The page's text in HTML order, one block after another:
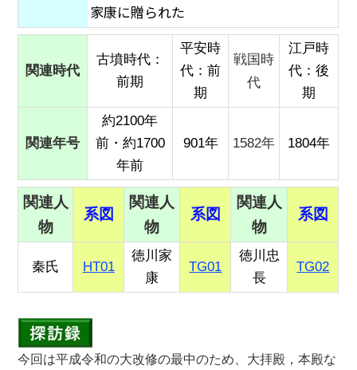
家康に贈られた
関連時代
古墳時代：
前期
平安時
代：前
期
戦国時
代
江戸時
代：後
期
関連年号
約2100年
前・約1700
年前
901年 1582年 1804年
関連人
物
系図
関連人
物
系図
関連人
物
系図
秦氏 HT01
徳川家
康
TG01
徳川忠
長
TG02
今回は平成令和の大改修の最中のため、大拝殿，本殿な